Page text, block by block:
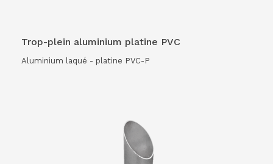
Trop-plein aluminium platine PVC
Aluminium laqué - platine PVC-P